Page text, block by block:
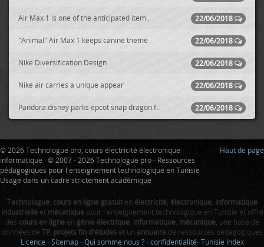
22/06/2018
Air Max 1 is one of the anticipated item..
22/06/2018
"Animal" Air Max 1 keeps canine theme
22/06/2018
Nike Diversification Design
22/06/2018
Nike air carries a unique appear
22/06/2018
Pandora disney parks epcot snap dragon f..
Haut de page
© 2026 Technologue pro, cours électricité électronique
informatique · © 2007 - 2026 Technologue pro - Ressources
pédagogiques pour l'enseignement technologique en Tunisie
Usage dans un cadre strictement académique
Technologue: cours en ligne gratuiten électricité, électronique, informatique
industrielleet mécaniquepour l'enseignement technologique en Tunisie et offre
des cours en ligneen génie électrique, informatique, mécanique, une base de
données de TP, projets fin d'étudeset un annuairede ressources pédagogiques
Licence - Sitemap - Qui somme nous ? - confidentialité- Tunisie Index